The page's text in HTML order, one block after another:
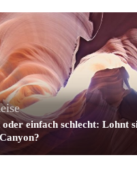
einfach schlecht: Lohnt